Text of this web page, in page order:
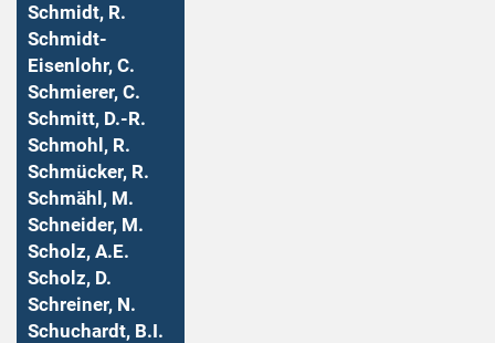
Schmidt, R.
Schmidt-
Eisenlohr, C.
Schmierer, C.
Schmitt, D.-R.
Schmohl, R.
Schmücker, R.
Schmähl, M.
Schneider, M.
Scholz, A.E.
Scholz, D.
Schreiner, N.
Schuchardt, B.I.